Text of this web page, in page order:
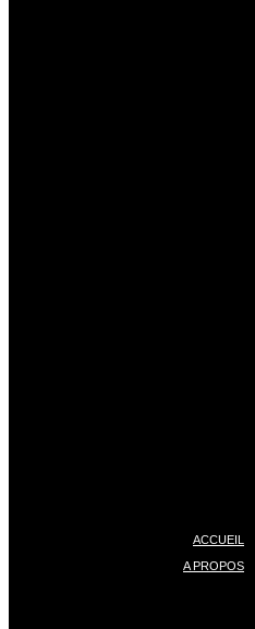
ACCUEIL
A PROPOS